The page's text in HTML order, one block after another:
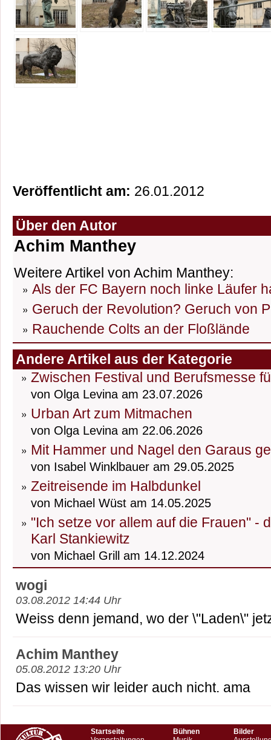
Veröffentlicht am: 26.01.2012
Über den Autor
Achim Manthey
Weitere Artikel von Achim Manthey:
Als der FC Bayern noch linke Läufer
Geruch der Revolution? Geruch von
Rauchende Colts an der Floßlände
Andere Artikel aus der Kategorie
Zwischen Festival und Berufsmesse
von Olga Levina am 23.07.2026
Urban Art zum Mitmachen
von Olga Levina am 22.06.2026
Mit Hammer und Nagel den Garaus
von Isabel Winklbauer am 29.05.2025
Zeitreisende im Halbdunkel
von Michael Wüst am 14.05.2025
"Ich setze vor allem auf die Frauen" -
Karl Stankiewitz
von Michael Grill am 14.12.2024
wogi
03.08.2012 14:44 Uhr
Weiss denn jemand, wo der \"Laden\"
Achim Manthey
05.08.2012 13:20 Uhr
Das wissen wir leider auch nicht. ama
Startseite
Bühnen
Bilder